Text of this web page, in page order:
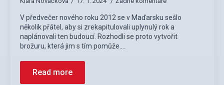
V předvečer nového roku 2012 se v Maďarsku sešlo
několik přátel, aby si zrekapitulovali uplynulý rok a
naplánovali ten budoucí. Rozhodli se proto vytvořit
brožuru, která jim s tím pomůže.…
Read more